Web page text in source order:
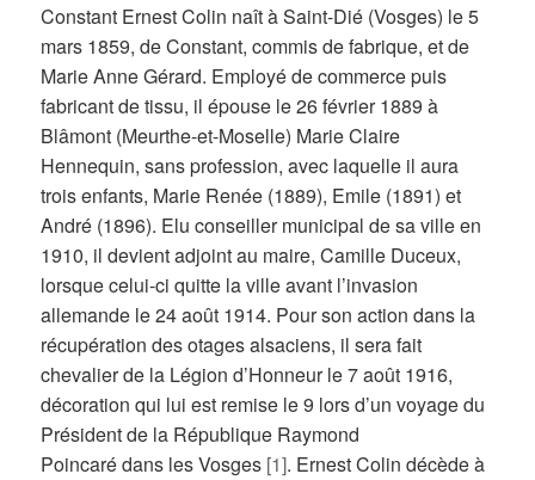
Constant Ernest Colin naît à Saint-Dié (Vosges) le 5
mars 1859, de Constant, commis de fabrique, et de
Marie Anne Gérard. Employé de commerce puis
fabricant de tissu, il épouse le 26 février 1889 à
Blâmont (Meurthe-et-Moselle) Marie Claire
Hennequin, sans profession, avec laquelle il aura
trois enfants, Marie Renée (1889), Emile (1891) et
André (1896). Elu conseiller municipal de sa ville en
1910, il devient adjoint au maire, Camille Duceux,
lorsque celui-ci quitte la ville avant l’invasion
allemande le 24 août 1914. Pour son action dans la
récupération des otages alsaciens, il sera fait
chevalier de la Légion d’Honneur le 7 août 1916,
décoration qui lui est remise le 9 lors d’un voyage du
Président de la République Raymond
Poincaré dans les Vosges [1]. Ernest Colin décède à